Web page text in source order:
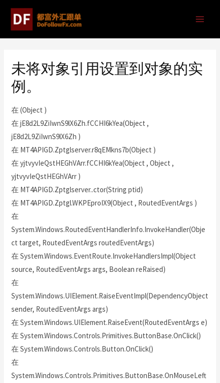
未将对象引用设置到对象的实
例。
在 (Object )
在 jE8d2L9ZiIwnS9lX6Zh.fCCHI6kYea(Object ,
jE8d2L9ZiIwnS9lX6Zh )
在 MT4APIGD.Zptglserver.r8qEMkns7b(Object )
在 yjtvyvIeQstHEGhVArr.fCCHI6kYea(Object , Object ,
yjtvyvIeQstHEGhVArr )
在 MT4APIGD.Zptglserver..ctor(String ptid)
在 MT4APIGD.Zptgl.WKPEproIX9(Object , RoutedEventArgs )
在
System.Windows.RoutedEventHandlerInfo.InvokeHandler(Obje
ct target, RoutedEventArgs routedEventArgs)
在 System.Windows.EventRoute.InvokeHandlersImpl(Object
source, RoutedEventArgs args, Boolean reRaised)
在
System.Windows.UIElement.RaiseEventImpl(DependencyObject
sender, RoutedEventArgs args)
在 System.Windows.UIElement.RaiseEvent(RoutedEventArgs e)
在 System.Windows.Controls.Primitives.ButtonBase.OnClick()
在 System.Windows.Controls.Button.OnClick()
在
System.Windows.Controls.Primitives.ButtonBase.OnMouseLeft